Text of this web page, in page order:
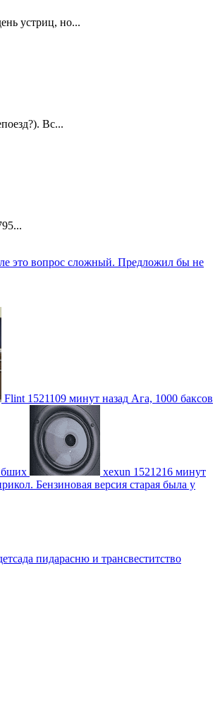
устриц, но...
Вс...
это вопрос сложный. Предложил бы не
Flint 1521109 минут назад Ага, 1000 баксов
xexun 1521216 минут
Бензиновая версия старая была у
пидарасню и трансвеститство